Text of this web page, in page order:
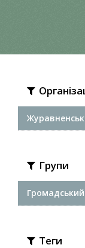
Групи
Теги